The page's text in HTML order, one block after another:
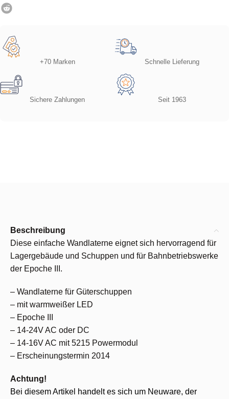
+70 Marken Schnelle Lieferung
Sichere Zahlungen Seit 1963
Beschreibung
Diese einfache Wandlaterne eignet sich hervorragend für
Lagergebäude und Schuppen und für Bahnbetriebswerke
der Epoche III.
– Wandlaterne für Güterschuppen
– mit warmweißer LED
– Epoche III
– 14-24V AC oder DC
– 14-16V AC mit 5215 Powermodul
– Erscheinungstermin 2014
Achtung!
Bei diesem Artikel handelt es sich um Neuware, der